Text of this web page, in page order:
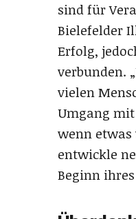
sind für
Bielefelder
Erfolg,
verbunden.
vielen
Umgang
wenn
entwickle
Beginn